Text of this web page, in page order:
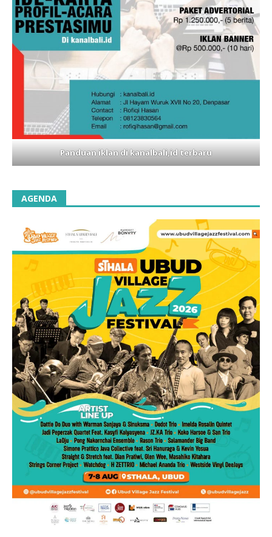
Panduan iklan di kanalbali,id terbaru
AGENDA